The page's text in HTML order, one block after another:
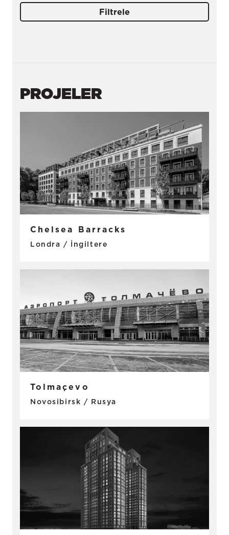
Filtrele
PROJELER
Chelsea Barracks
Londra / İngiltere
Tolmaçevo
Novosibirsk / Rusya